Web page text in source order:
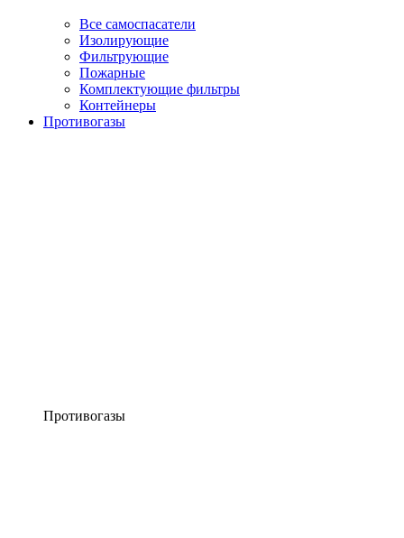
Все самоспасатели
Изолирующие
Фильтрующие
Пожарные
Комплектующие фильтры
Контейнеры
Противогазы
Противогазы